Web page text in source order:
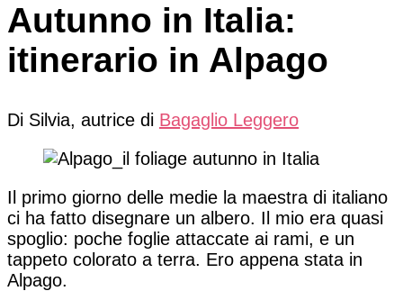
Autunno in Italia:
itinerario in Alpago
Di Silvia, autrice di Bagaglio Leggero
Il primo giorno delle medie la maestra di italiano
ci ha fatto disegnare un albero. Il mio era quasi
spoglio: poche foglie attaccate ai rami, e un
tappeto colorato a terra. Ero appena stata in
Alpago.